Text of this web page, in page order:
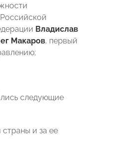
Владислав
Макаров, первый
следующие
и за ее